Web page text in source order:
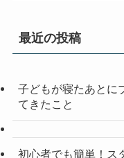
最近の投稿
子どもが寝たあとに
てきたこと
初心者でも簡単！ス